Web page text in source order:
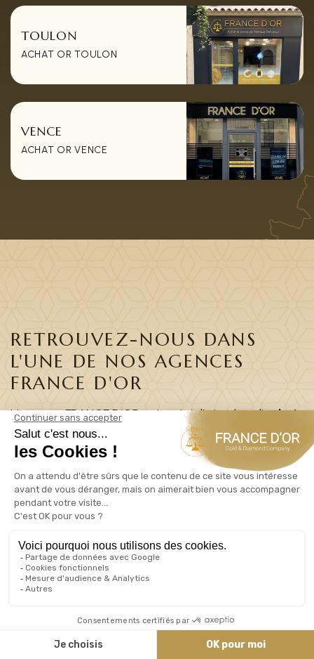
TOULON
ACHAT OR TOULON
VENCE
ACHAT OR VENCE
RETROUVEZ-NOUS DANS
L'UNE DE NOS AGENCES
FRANCE D'OR
L’agence FRANCE D’OR est spécialisée dans l’achat
et ventedes métaux précieux comme:or,argent,
platineetpalladium
01 EXPERTISE PERSONNALISÉE
GRATUITE
spécialistes sont 💯 %gratuits et sans engagement
de votre part. Nos experts vous accompagneront
dans l’achat et vente d’or sous formes des